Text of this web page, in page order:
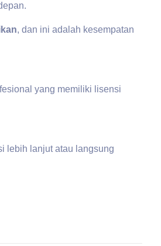
, dan ini adalah kesempatan
yang memiliki lisensi
lebih lanjut atau langsung